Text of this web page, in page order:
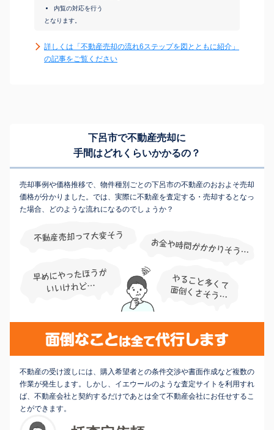
内覧の対応を行う
となります。
詳しくは「不動産売却の流れ6ステップを図とともに紹介」
の記事をご覧ください
下呂市で不動産売却に
手間はどれくらいかかるの？
売却事例や価格推移で、物件種別ごとの下呂市の不動産のおおよそ売却
価格が分かりました。では、実際に不動産を査定する・売却するとなっ
た場合、どのような流れになるのでしょうか？
不動産の受け渡しには、購入希望者との条件交渉や書面作成など複数の
作業が発生します。しかし、イエウールのような査定サイトを利用すれ
ば、不動産会社と契約するだけであとは全て不動産会社にお任せするこ
とができます。